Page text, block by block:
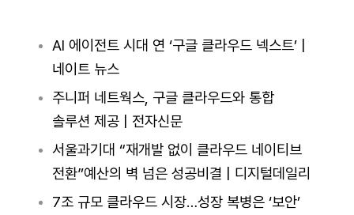
AI 에이전트 시대 연 ‘구글 클라우드 넥스트’ |
네이트 뉴스
주니퍼 네트웍스, 구글 클라우드와 통합
솔루션 제공 | 전자신문
서울과기대 “재개발 없이 클라우드 네이티브
전환”예산의 벽 넘은 성공비결 | 디지털데일리
7조 규모 클라우드 시장…성장 복병은 ‘보안’